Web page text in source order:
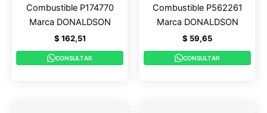
Combustible P174770
Marca DONALDSON
$ 162,51
CONSULTAR
Combustible P562261
Marca DONALDSON
$ 59,65
CONSULTAR